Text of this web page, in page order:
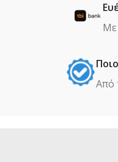
Με
Από